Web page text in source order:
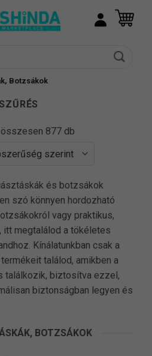
Botzsákok
877 db
és botzsákok
szó könnyen hordozható
vagy praktikus,
megtalálod a tökéletes
Kínálatunkban csak a
találod, amikben a
találkozik, biztosítva ezzel,
biztonságban legyen és
BOTZSÁKOK